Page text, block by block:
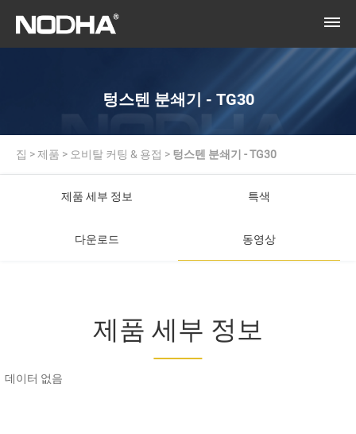
텅스텐 분쇄기 - TG30
집 >제품 > 오비탈 커팅 & 용접 > 텅스텐 분쇄기 - TG30
제품 세부 정보 특색
다운로드 동영상
제품 세부 정보
데이터 없음